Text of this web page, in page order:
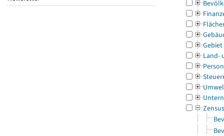
Gebiet
Land-
Zensus